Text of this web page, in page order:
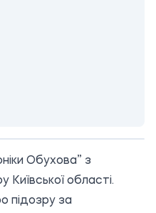
Обухова” з
Київської області.
підозру за